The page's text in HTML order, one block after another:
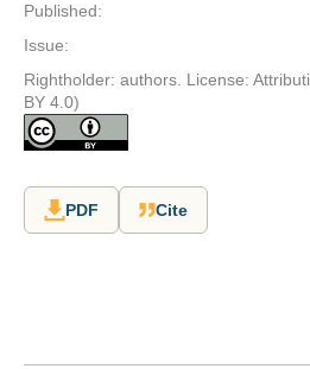
Published:
Issue:
Rightholder: authors. License:
BY 4.0)
PDF Cite